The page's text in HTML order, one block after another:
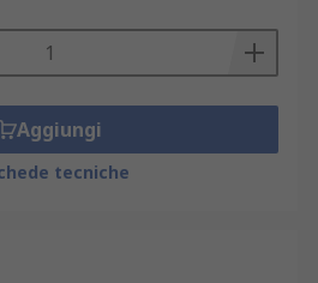
Aggiungi
tecniche